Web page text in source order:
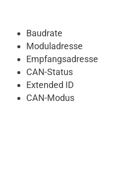
Baudrate
Moduladresse
Empfangsadresse
CAN-Status
Extended ID
CAN-Modus